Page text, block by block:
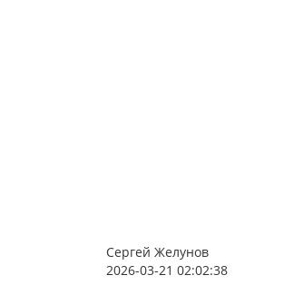
Сергей Желунов
2026-03-21 02:02:38